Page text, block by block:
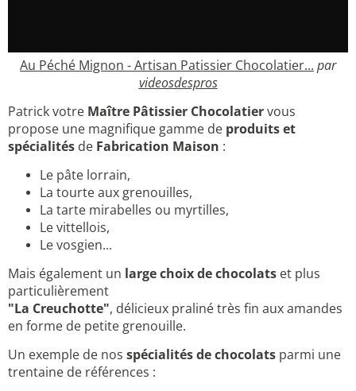
Au Péché Mignon - Artisan Patissier Chocolatier... par
videosdespros
Patrick votre Maître Pâtissier Chocolatiervous
propose une magnifique gamme de produits et
spécialités de Fabrication Maison :
Le pâte lorrain,
La tourte aux grenouilles,
La tarte mirabelles ou myrtilles,
Le vittellois,
Le vosgien...
Mais également un large choix de chocolats et plus
particulièrement
"La Creuchotte", délicieux praliné très fin aux amandes
en forme de petite grenouille.
Un exemple de nos spécialités de chocolats parmi une
trentaine de références :